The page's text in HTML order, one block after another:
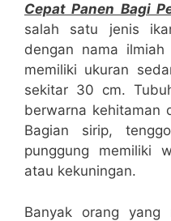
Cepat Panen Bagi
salah satu jenis
dengan nama ilmiah
memiliki ukuran
sekitar 30 cm.
berwarna kehitaman
Bagian sirip,
punggung memiliki
atau kekuningan.
Banyak orang